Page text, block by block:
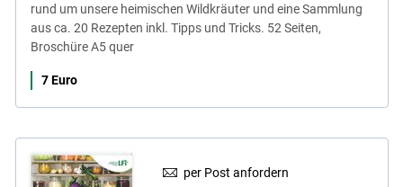
rund um unsere heimischen Wildkräuter und eine Sammlung
aus ca. 20 Rezepten inkl. Tipps und Tricks. 52 Seiten,
Broschüre A5 quer
7 Euro
per Post anfordern